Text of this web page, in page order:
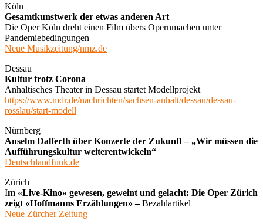
Köln
Gesamtkunstwerk der etwas anderen Art
Die Oper Köln dreht einen Film übers Opernmachen unter
Pandemiebedingungen
Neue Musikzeitung/nmz.de
Dessau
Kultur trotz Corona
Anhaltisches Theater in Dessau startet Modellprojekt
https://www.mdr.de/nachrichten/sachsen-anhalt/dessau/dessau-
rosslau/start-modell
Nürnberg
Anselm Dalferth über Konzerte der Zukunft – „Wir müssen die
Aufführungskultur weiterentwickeln“
Deutschlandfunk.de
Zürich
Im «Live-Kino» gewesen, geweint und gelacht: Die Oper Zürich
zeigt «Hoffmanns Erzählungen» –Bezahlartikel
Neue Zürcher Zeitung